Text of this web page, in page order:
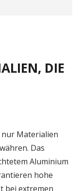
DIE
Materialien
Das
Aluminium
hohe
bei extremen